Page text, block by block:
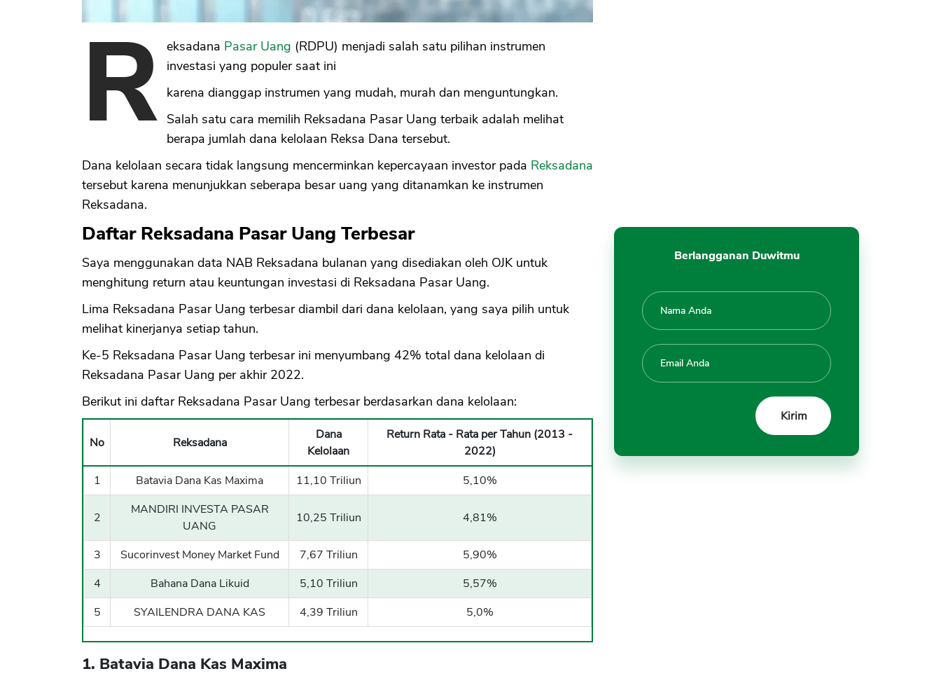
R eksadana Pasar Uang (RDPU) menjadi salah satu pilihan instrumen
investasi yang populer saat ini
karena dianggap instrumen yang mudah, murah dan menguntungkan.
Salah satu cara memilih Reksadana Pasar Uang terbaik adalah melihat
berapa jumlah dana kelolaan Reksa Dana tersebut.
Dana kelolaan secara tidak langsung mencerminkan kepercayaan investor pada Reksadana
tersebut karena menunjukkan seberapa besar uang yang ditanamkan ke instrumen
Reksadana.
Daftar Reksadana Pasar Uang Terbesar
Saya menggunakan data NAB Reksadana bulanan yang disediakan oleh OJK untuk
menghitung return atau keuntungan investasi di Reksadana Pasar Uang.
Lima Reksadana Pasar Uang terbesar diambil dari dana kelolaan, yang saya pilih untuk
melihat kinerjanya setiap tahun.
Ke-5 Reksadana Pasar Uang terbesar ini menyumbang 42% total dana kelolaan di
Reksadana Pasar Uang per akhir 2022.
Berikut ini daftar Reksadana Pasar Uang terbesar berdasarkan dana kelolaan:
No Reksadana
Dana
Kelolaan
Return Rata - Rata per Tahun (2013 -
2022)
1
Batavia Dana Kas Maxima 11,10 Triliun 5,10%
2
MANDIRI INVESTA PASAR
UANG
10,25 Triliun 4,81%
3 Sucorinvest Money Market Fund 7,67 Triliun
5,90%
4
Bahana Dana Likuid 5,10 Triliun
5,57%
5
SYAILENDRA DANA KAS 4,39 Triliun 5,0%
1. Batavia Dana Kas Maxima
Berlangganan Duwitmu